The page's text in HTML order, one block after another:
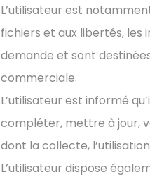
L’utilisateur est
fichiers et aux libertés, les
demande et sont
commerciale.
L’utilisateur est informé
compléter, mettre à jour,
dont la collecte,
L’utilisateur dispose